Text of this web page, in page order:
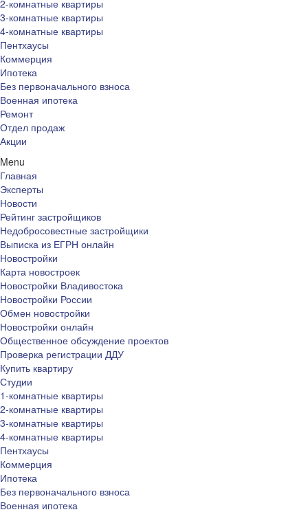
2-комнатные квартиры
3-комнатные квартиры
4-комнатные квартиры
Пентхаусы
Коммерция
Ипотека
Без первоначального взноса
Военная ипотека
Ремонт
Отдел продаж
Акции
Menu
Главная
Эксперты
Новости
Рейтинг застройщиков
Недобросовестные застройщики
Выписка из ЕГРН онлайн
Новостройки
Карта новостроек
Новостройки Владивостока
Новостройки России
Обмен новостройки
Новостройки онлайн
Общественное обсуждение проектов
Проверка регистрации ДДУ
Купить квартиру
Студии
1-комнатные квартиры
2-комнатные квартиры
3-комнатные квартиры
4-комнатные квартиры
Пентхаусы
Коммерция
Ипотека
Без первоначального взноса
Военная ипотека